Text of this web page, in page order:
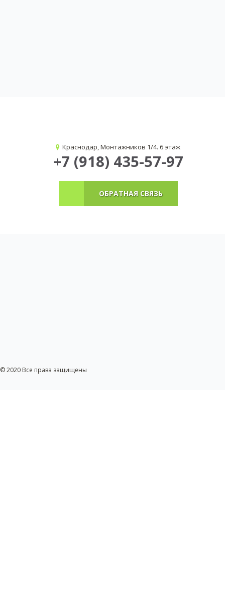
Краснодар, Монтажников 1/4. 6 этаж
+7 (918) 435-57-97
ОБРАТНАЯ СВЯЗЬ
© 2020 Все права защищены